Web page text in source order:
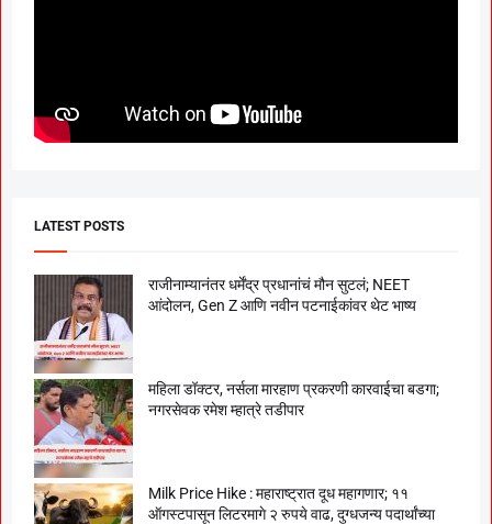
LATEST POSTS
राजीनाम्यानंतर धर्मेंद्र प्रधानांचं मौन सुटलं; NEET
आंदोलन, Gen Z आणि नवीन पटनाईकांवर थेट भाष्य
महिला डॉक्टर, नर्सला मारहाण प्रकरणी कारवाईचा बडगा;
नगरसेवक रमेश म्हात्रे तडीपार
Milk Price Hike : महाराष्ट्रात दूध महागणार; ११
ऑगस्टपासून लिटरमागे २ रुपये वाढ, दुग्धजन्य पदार्थांच्या